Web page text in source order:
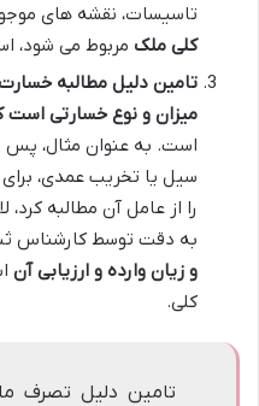
تاسیسات، نقشه های
کلی ملک مربوط می شود،
تامین دلیل مطالبه
میزان و نوع خسارتی است
است. به عنوان مثال، پس
سیل یا تخریب عمدی، برای
را از عامل آن مطالبه
به دقت توسط کارشناس
و زیان وارده و ارزیابی آن
کلی.
تامین دلیل تصرف